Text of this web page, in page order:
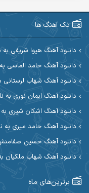
آرین صیادی
آرین مریدی
آوات بوکانی
آیت احمدنژاد
ابراهیم شمس
ابی حسینی
احسان آیینفر
احسان امیدوار
تک آهنگ ها
دانلود آهنگ هیوا شریفی به
دانلود آهنگ حامد الماسی
دانلود آهنگ شهاب لرستانی
دانلود آهنگ ایمان نوری به
دانلود آهنگ اشکان شیری به
دانلود آهنگ حامد میری به
دانلود آهنگ حسین صفامنش
دانلود آهنگ شهاب ملکیان
برترین‌های ماه